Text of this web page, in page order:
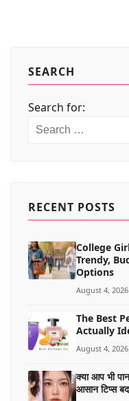
SEARCH
Search for:
RECENT POSTS
College
Trendy,
Options
August 4, 2026
The Best
Actually
August 4, 2026
क्या आप भी
आसान टिप्स